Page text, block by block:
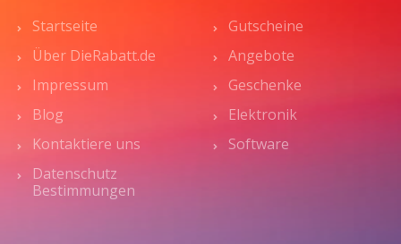
Startseite
Über DieRabatt.de
Impressum
Blog
Kontaktiere uns
Datenschutz
Bestimmungen
Gutscheine
Angebote
Geschenke
Elektronik
Software